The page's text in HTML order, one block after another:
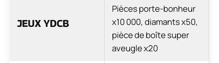
JEUX YDCB
Pièces porte-bonheur
x10 000, diamants x50,
pièce de boîte super
aveugle x20